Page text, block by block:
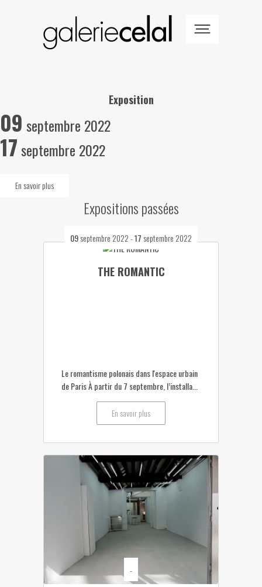
Exposition
09 septembre 2022
17septembre 2022
En savoir plus
Expositions passées
09septembre 2022-17 septembre 2022
THE ROMANTIC
Le romantisme polonais dans l'espace urbain
de Paris À partir du 7 septembre, l’installa...
En savoir plus
-